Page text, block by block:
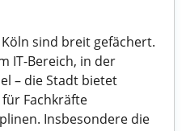
sind breit gefächert.
IT-Bereich, in der
– die Stadt bietet
Fachkräfte
Insbesondere die